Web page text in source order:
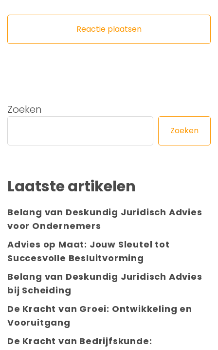
Zoeken
Zoeken
Laatste artikelen
Belang van Deskundig Juridisch Advies
voor Ondernemers
Advies op Maat: Jouw Sleutel tot
Succesvolle Besluitvorming
Belang van Deskundig Juridisch Advies
bij Scheiding
De Kracht van Groei: Ontwikkeling en
Vooruitgang
De Kracht van Bedrijfskunde: